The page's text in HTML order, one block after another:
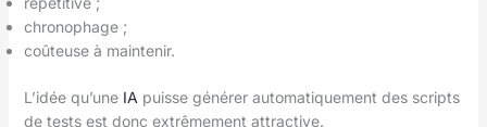
chronophage ;
coûteuse à maintenir.
L’idée qu’une IA puisse générer automatiquement des scripts
de tests est donc extrêmement attractive.